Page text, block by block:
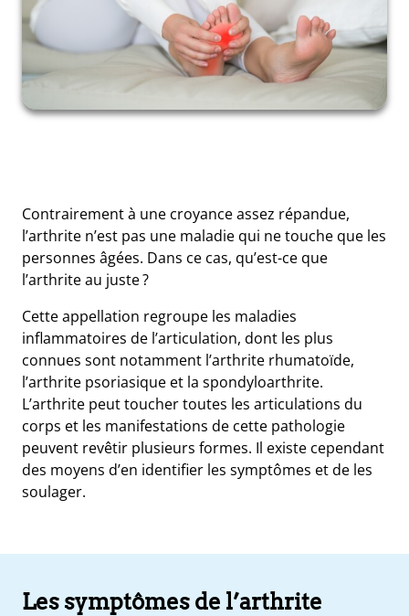
Contrairement à une croyance assez répandue,
l’arthrite n’est pas une maladie qui ne touche que les
personnes âgées. Dans ce cas, qu’est-ce que
l’arthrite au juste ?
Cette appellation regroupe les maladies
inflammatoires de l’articulation, dont les plus
connues sont notamment l’arthrite rhumatoïde,
l’arthrite psoriasique et la spondyloarthrite.
L’arthrite peut toucher toutes les articulations du
corps et les manifestations de cette pathologie
peuvent revêtir plusieurs formes. Il existe cependant
des moyens d’en identifier les symptômes et de les
soulager.
Les symptômes de l’arthrite